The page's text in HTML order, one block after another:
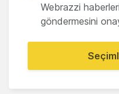
Webrazzi
göndermesini